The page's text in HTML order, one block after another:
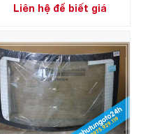
Liên hệ để biết giá